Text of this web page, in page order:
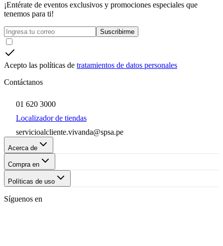
¡Entérate de eventos exclusivos y promociones especiales que
tenemos para ti!
Suscribirme
Acepto las políticas de tratamientos de datos personales
Contáctanos
01 620 3000
Localizador de tiendas
servicioalcliente.vivanda@spsa.pe
Acerca de
Compra en
Políticas de uso
Síguenos en